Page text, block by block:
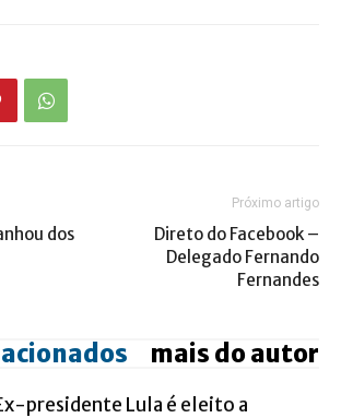
dos
Próximo artigo
Direto do Facebook –
Delegado Fernando
Fernandes
mais do autor
presidente Lula é eleito a